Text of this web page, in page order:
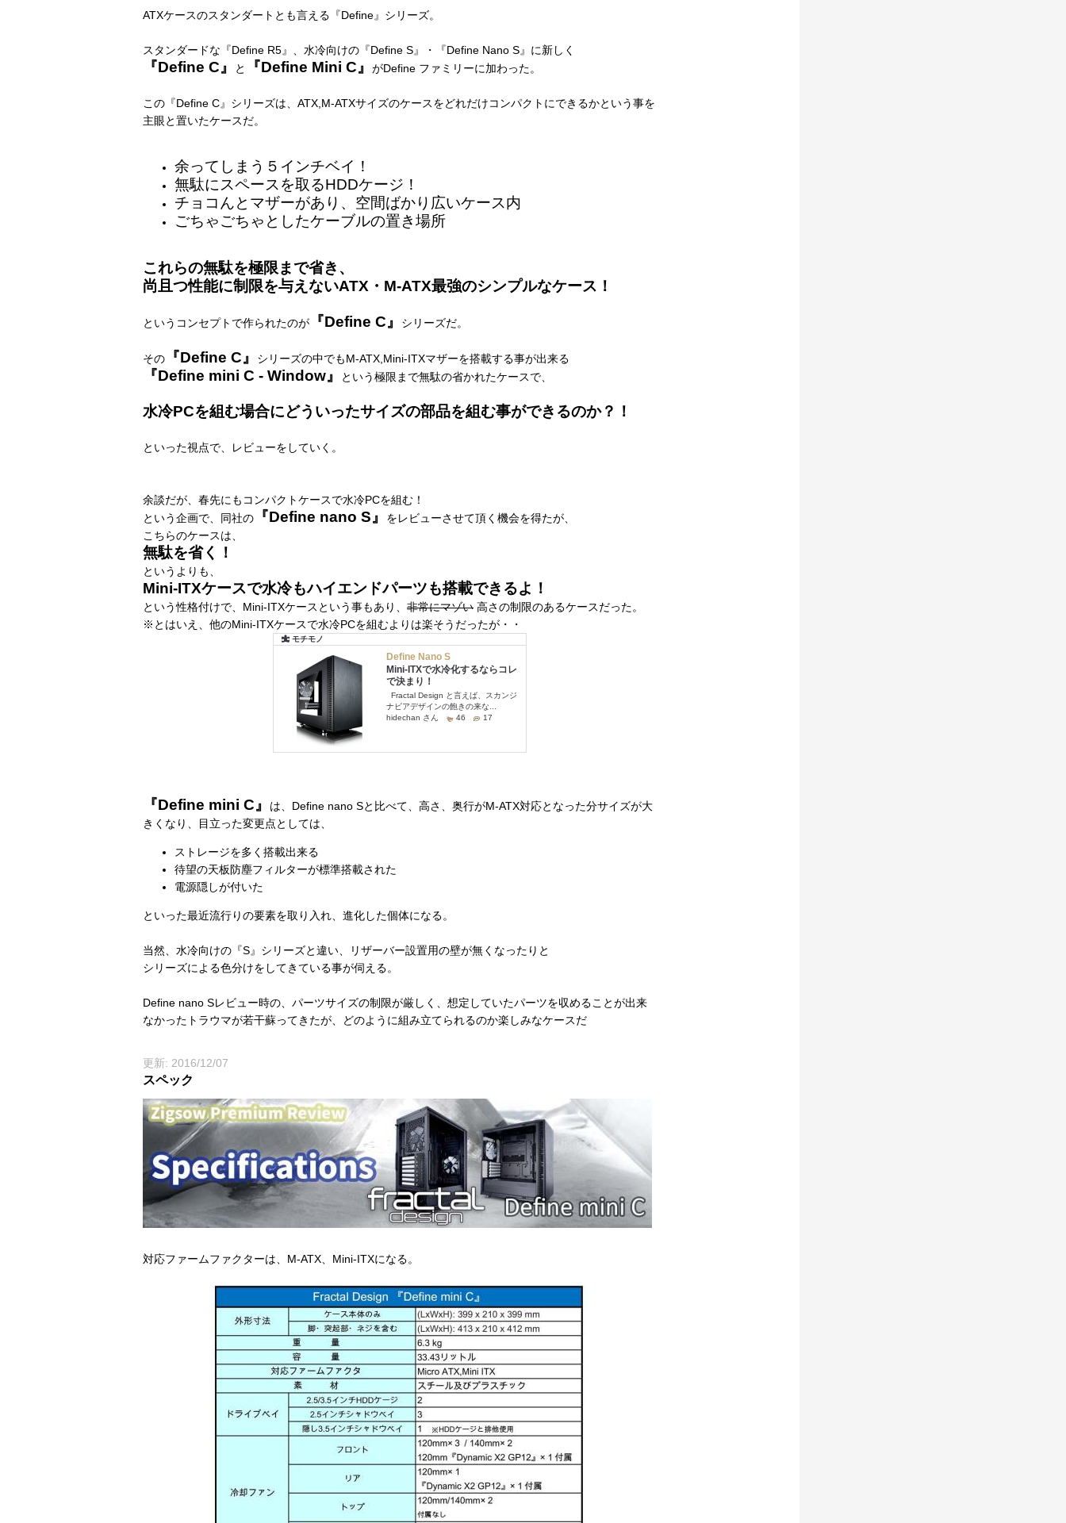
ATXケースのスタンダートとも言える『Define』シリーズ。
スタンダードな『Define R5』、水冷向けの『Define S』・『Define Nano S』に新しく
『Define C』 と 『Define Mini C』 がDefine ファミリーに加わった。
この『Define C』シリーズは、ATX,M-ATXサイズのケースをどれだけコンパクトにできるかという事を
主眼と置いたケースだ。
余ってしまう５インチベイ！
無駄にスペースを取るHDDケージ！
チョコんとマザーがあり、空間ばかり広いケース内
ごちゃごちゃとしたケーブルの置き場所
これらの無駄を極限まで省き、
尚且つ性能に制限を与えないATX・ M-ATX最強のシンプルなケース！
というコンセプトで作られたのが 『Define C』 シリーズだ。
その 『Define C』 シリーズの中でもM-ATX,Mini-ITXマザーを搭載する事が出来る
『Define mini C - Window』 という極限まで無駄の省かれたケースで、
水冷PCを組む場合にどういったサイズの部品を組む事ができるのか？！
といった視点で、レビューをしていく。
余談だが、春先にもコンパクトケースで水冷PCを組む！
という企画で、同社の
『Define nano S』
をレビューさせて頂く機会を得たが、
こちらのケースは、
無駄を省く！
というよりも、
Mini-ITXケースで水冷もハイエンドパーツも搭載できるよ！
という性格付けで、Mini-ITXケースという事もあり、 非常にマゾい 高さの制限のあるケースだった。
※とはいえ、他のMini-ITXケースで水冷PCを組むよりは楽そうだったが・・
『Define mini C』
は、Define nano Sと比べて、高さ、奥行がM-ATX対応となった分サイズが大
きくなり、目立った変更点としては、
ストレージを多く搭載出来る
待望の天板防塵フィルターが標準搭載された
電源隠しが付いた
といった最近流行りの要素を取り入れ、進化した個体になる。
当然、水冷向けの『S』シリーズと違い、リザーバー設置用の壁が無くなったりと
シリーズによる色分けをしてきている事が伺える。
Define nano Sレビュー時の、パーツサイズの制限が厳しく、想定していたパーツを収めることが出来
なかったトラウマが若干蘇ってきたが、どのように組み立てられるのか楽しみなケースだ
更新: 2016/12/07
スペック
対応ファームファクターは、M-ATX、Mini-ITXになる。